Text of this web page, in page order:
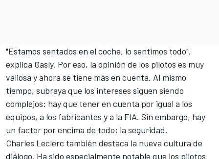
"Estamos sentados en el coche, lo sentimos todo",
explica Gasly. Por eso, la opinión de los pilotos es muy
valiosa y ahora se tiene más en cuenta. Al mismo
tiempo, subraya que los intereses siguen siendo
complejos: hay que tener en cuenta por igual a los
equipos, a los fabricantes y a la FIA. Sin embargo, hay
un factor por encima de todo: la seguridad.
Charles Leclerc también destaca la nueva cultura de
diálogo. Ha sido especialmente notable que los pilotos